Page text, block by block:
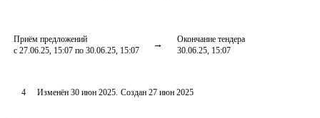
Приём предложений
с 27.06.25, 15:07 по 30.06.25, 15:07
Окончание тендера
30.06.25, 15:07
4 Изменён 30 июн 2025. Создан 27 июн 2025